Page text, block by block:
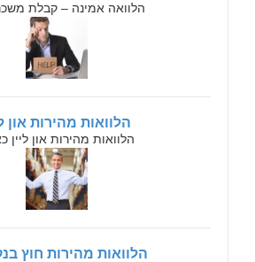
הלוואה אמינה – קבלת
הלוואות מהירות און
הלוואות מהירות און ליין
הלוואות מהירות חוץ